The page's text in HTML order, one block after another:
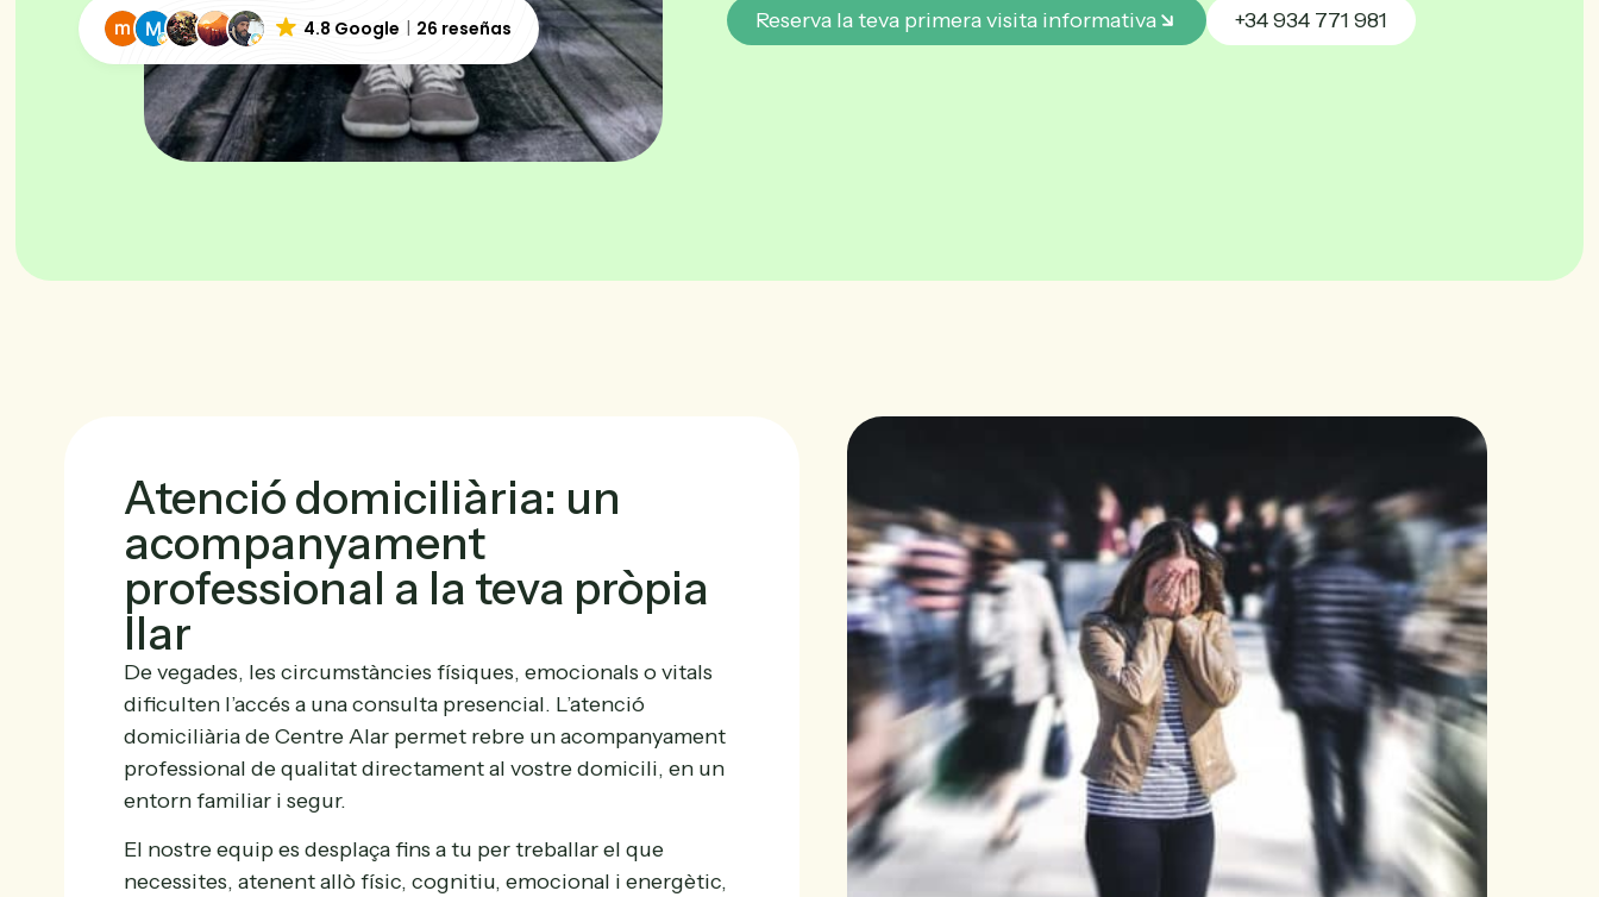
Reserva la teva primera visita informativa +34 934 771 981
4.8 Google 26 reseñas
Atenció domiciliària: un
acompanyament
professional a la teva pròpia
llar
De vegades, les circumstàncies físiques, emocionals o vitals
dificulten l’accés a una consulta presencial. L’atenció
domiciliària de Centre Alar permet rebre un acompanyament
professional de qualitat directament al vostre domicili, en un
entorn familiar i segur.
El nostre equip es desplaça fins a tu per treballar el que
necessites, atenent allò físic, cognitiu, emocional i energètic,